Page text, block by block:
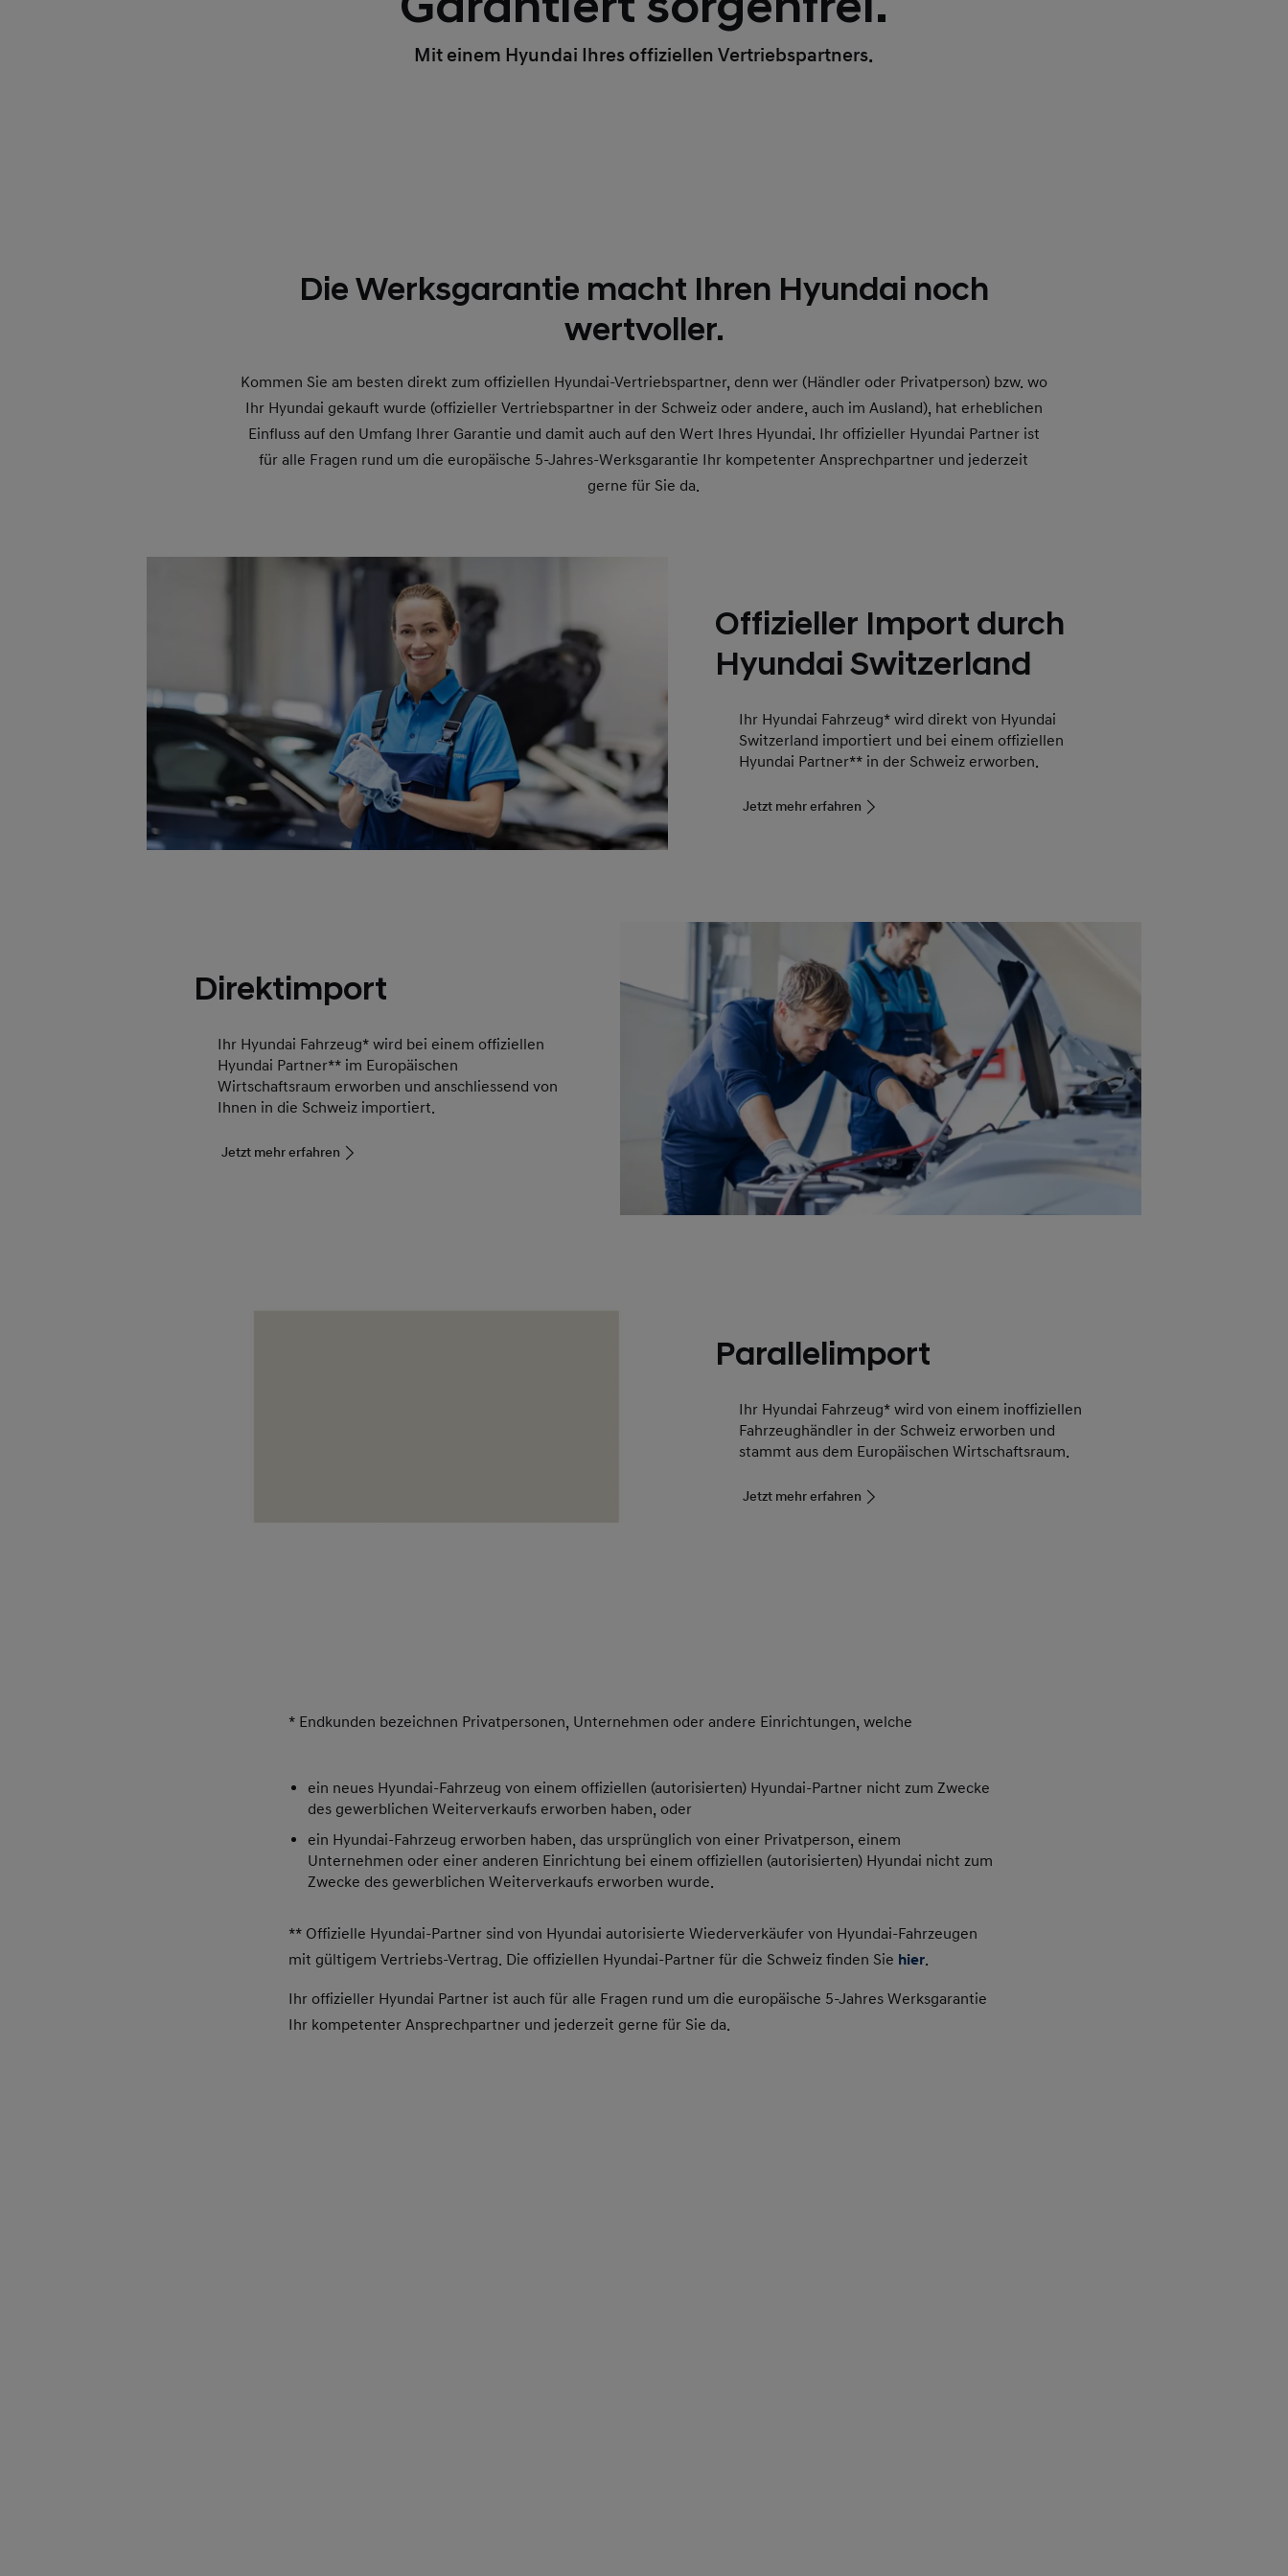
Mit einem Hyundai Ihres offiziellen Vertriebspartners.
Die Werksgarantie macht Ihren Hyundai noch
wertvoller.
Kommen Sie am besten direkt zum offiziellen Hyundai-Vertriebspartner, denn wer (Händler oder Privatperson) bzw. wo
Ihr Hyundai gekauft wurde (offizieller Vertriebspartner in der Schweiz oder andere, auch im Ausland), hat erheblichen
Einfluss auf den Umfang Ihrer Garantie und damit auch auf den Wert Ihres Hyundai. Ihr offizieller Hyundai Partner ist
für alle Fragen rund um die europäische 5-Jahres-Werksgarantie Ihr kompetenter Ansprechpartner und jederzeit
gerne für Sie da.
Offizieller Import durch
Hyundai Switzerland
Ihr Hyundai Fahrzeug* wird direkt von Hyundai
Switzerland importiert und bei einem offiziellen
Hyundai Partner** in der Schweiz erworben.
Jetzt mehr erfahren
Direktimport
Ihr Hyundai Fahrzeug* wird bei einem offiziellen
Hyundai Partner** im Europäischen
Wirtschaftsraum erworben und anschliessend von
Ihnen in die Schweiz importiert.
Jetzt mehr erfahren
Parallelimport
Ihr Hyundai Fahrzeug* wird von einem inoffiziellen
Fahrzeughändler in der Schweiz erworben und
stammt aus dem Europäischen Wirtschaftsraum.
Jetzt mehr erfahren
* Endkunden bezeichnen Privatpersonen, Unternehmen oder andere Einrichtungen, welche
ein neues Hyundai-Fahrzeug von einem offiziellen (autorisierten) Hyundai-Partner nicht zum Zwecke
des gewerblichen Weiterverkaufs erworben haben, oder
ein Hyundai-Fahrzeug erworben haben, das ursprünglich von einer Privatperson, einem
Unternehmen oder einer anderen Einrichtung bei einem offiziellen (autorisierten) Hyundai nicht zum
Zwecke des gewerblichen Weiterverkaufs erworben wurde.
** Offizielle Hyundai-Partner sind von Hyundai autorisierte Wiederverkäufer von Hyundai-Fahrzeugen
mit gültigem Vertriebs-Vertrag. Die offiziellen Hyundai-Partner für die Schweiz finden Sie hier.
Ihr offizieller Hyundai Partner ist auch für alle Fragen rund um die europäische 5-Jahres Werksgarantie
Ihr kompetenter Ansprechpartner und jederzeit gerne für Sie da.